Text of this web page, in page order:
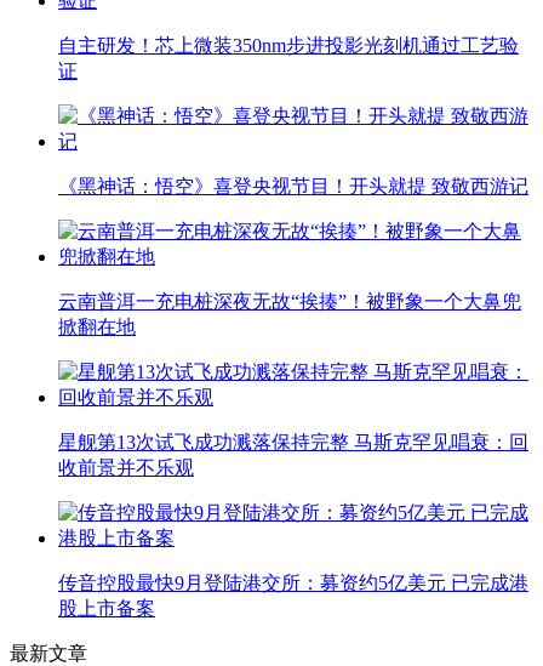
自主研发！芯上微装350nm步进投影光刻机通过工艺验
证
《黑神话：悟空》喜登央视节目！开头就提 致敬西游记
云南普洱一充电桩深夜无故“挨揍”！被野象一个大鼻兜
掀翻在地
星舰第13次试飞成功溅落保持完整 马斯克罕见唱衰：回
收前景并不乐观
传音控股最快9月登陆港交所：募资约5亿美元 已完成港
股上市备案
最新文章